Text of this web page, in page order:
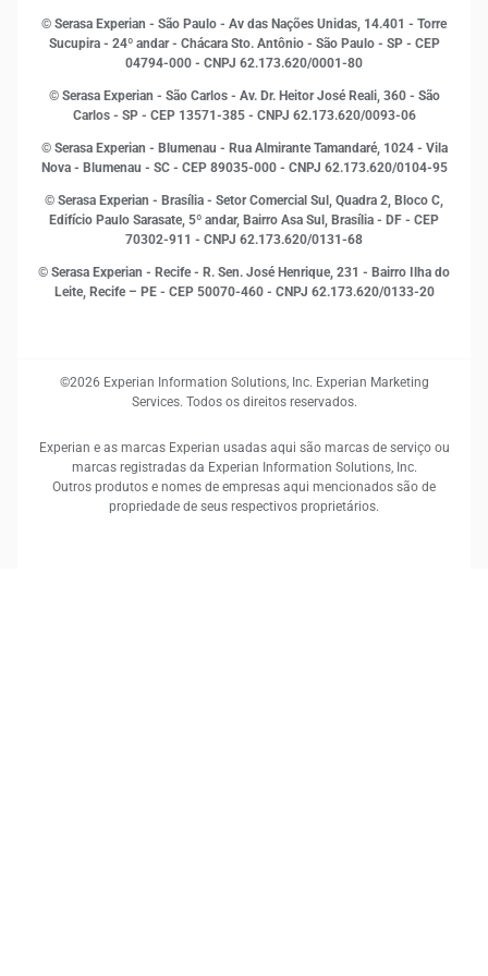
Inovação e Tecnologia
Leis e impostos
Marketing
Open Finance
Proteção de Dados
Sustentabilidade Corporativa
© Serasa Experian - São Paulo - Av das Nações Unidas, 14.401 - Torre
Sucupira - 24º andar - Chácara Sto. Antônio - São Paulo - SP - CEP
04794-000 - CNPJ 62.173.620/0001-80
© Serasa Experian - São Carlos - Av. Dr. Heitor José Reali, 360 - São
Carlos - SP - CEP 13571-385 - CNPJ 62.173.620/0093-06
© Serasa Experian - Blumenau - Rua Almirante Tamandaré, 1024 - Vila
Nova - Blumenau - SC - CEP 89035-000 - CNPJ 62.173.620/0104-95
© Serasa Experian - Brasília - Setor Comercial Sul, Quadra 2, Bloco C,
Edifício Paulo Sarasate, 5º andar, Bairro Asa Sul, Brasília - DF - CEP
70302-911 - CNPJ 62.173.620/0131-68
© Serasa Experian - Recife - R. Sen. José Henrique, 231 - Bairro Ilha do
Leite, Recife – PE - CEP 50070-460 - CNPJ 62.173.620/0133-20
©2026 Experian Information Solutions, Inc. Experian Marketing
Services. Todos os direitos reservados.
Experian e as marcas Experian usadas aqui são marcas de serviço ou
marcas registradas da Experian Information Solutions, Inc.
Outros produtos e nomes de empresas aqui mencionados são de
propriedade de seus respectivos proprietários.